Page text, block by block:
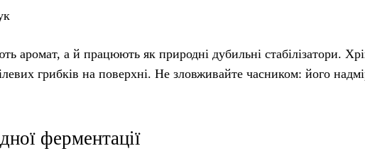
аромат, а й працюють як природні дубильні стабілізатори.
грибків на поверхні. Не зловживайте часником: його
ферментації